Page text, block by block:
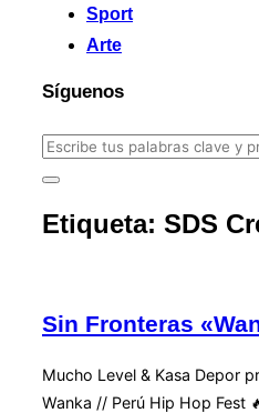
Sport
Arte
Síguenos
Buscar:
Alternar
barra
lateral
Etiqueta: SDS
Sin Fronteras
Mucho Level & Kasa Depor
Wanka // Perú Hip Hop Fest